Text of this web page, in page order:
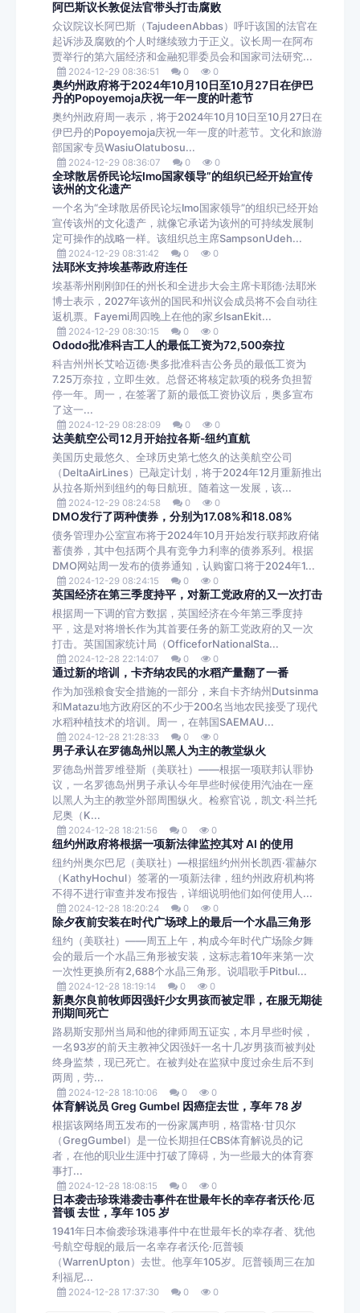
阿巴斯议长敦促法官带头打击腐败
众议院议长阿巴斯（TajudeenAbbas）呼吁该国的法官在
起诉涉及腐败的个人时继续致力于正义。议长周一在阿布
贾举行的第六届经济和金融犯罪委员会和国家司法研究...
2024-12-29 08:36:51 0 0
奥约州政府将于2024年10月10日至10月27日在伊巴
丹的Popoyemoja庆祝一年一度的叶惹节
奥约州政府周一表示，将于2024年10月10日至10月27日在
伊巴丹的Popoyemoja庆祝一年一度的叶惹节。文化和旅游
部国家专员WasiuOlatubosu...
2024-12-29 08:36:07 0 0
全球散居侨民论坛Imo国家领导”的组织已经开始宣传
该州的文化遗产
一个名为“全球散居侨民论坛Imo国家领导”的组织已经开始
宣传该州的文化遗产，就像它承诺为该州的可持续发展制
定可操作的战略一样。该组织总主席SampsonUdeh...
2024-12-29 08:31:42 0 0
法耶米支持埃基蒂政府连任
埃基蒂州刚刚卸任的州长和全进步大会主席卡耶德·法耶米
博士表示，2027年该州的国民和州议会成员将不会自动往
返机票。Fayemi周四晚上在他的家乡IsanEkit...
2024-12-29 08:30:15 0 0
Ododo批准科吉工人的最低工资为72,500奈拉
科吉州州长艾哈迈德·奥多批准科吉公务员的最低工资为
7.25万奈拉，立即生效。总督还将核定款项的税务负担暂
停一年。周一，在签署了新的最低工资协议后，奥多宣布
了这一...
2024-12-29 08:28:09 0 0
达美航空公司12月开始拉各斯-纽约直航
美国历史最悠久、全球历史第七悠久的达美航空公司
（DeltaAirLines）已敲定计划，将于2024年12月重新推出
从拉各斯州到纽约的每日航班。随着这一发展，该...
2024-12-29 08:24:58 0 0
DMO发行了两种债券，分别为17.08%和18.08%
债务管理办公室宣布将于2024年10月开始发行联邦政府储
蓄债券，其中包括两个具有竞争力利率的债券系列。根据
DMO网站周一发布的债券通知，认购窗口将于2024年1...
2024-12-29 08:24:15 0 0
英国经济在第三季度持平，对新工党政府的又一次打击
根据周一下调的官方数据，英国经济在今年第三季度持
平，这是对将增长作为其首要任务的新工党政府的又一次
打击。英国国家统计局（OfficeforNationalSta...
2024-12-28 22:14:07 0 0
通过新的培训，卡齐纳农民的水稻产量翻了一番
作为加强粮食安全措施的一部分，来自卡齐纳州Dutsinma
和Matazu地方政府区的不少于200名当地农民接受了现代
水稻种植技术的培训。周一，在韩国SAEMAU...
2024-12-28 21:28:33 0 0
男子承认在罗德岛州以黑人为主的教堂纵火
罗德岛州普罗维登斯（美联社）——根据一项联邦认罪协
议，一名罗德岛州男子承认今年早些时候使用汽油在一座
以黑人为主的教堂外部周围纵火。检察官说，凯文·科兰托
尼奥（K...
2024-12-28 18:21:56 0 0
纽约州政府将根据一项新法律监控其对 AI 的使用
纽约州奥尔巴尼（美联社）—根据纽约州州长凯西·霍赫尔
（KathyHochul）签署的一项新法律，纽约州政府机构将
不得不进行审查并发布报告，详细说明他们如何使用人...
2024-12-28 18:20:24 0 0
除夕夜前安装在时代广场球上的最后一个水晶三角形
纽约（美联社）——周五上午，构成今年时代广场除夕舞
会的最后一个水晶三角形被安装，这标志着10年来第一次
一次性更换所有2,688个水晶三角形。说唱歌手Pitbul...
2024-12-28 18:19:14 0 0
新奥尔良前牧师因强奸少女男孩而被定罪，在服无期徒
刑期间死亡
路易斯安那州当局和他的律师周五证实，本月早些时候，
一名93岁的前天主教神父因强奸一名十几岁男孩而被判处
终身监禁，现已死亡。在被判处在监狱中度过余生后不到
两周，劳...
2024-12-28 18:10:06 0 0
体育解说员 Greg Gumbel 因癌症去世，享年 78 岁
根据该网络周五发布的一份家属声明，格雷格·甘贝尔
（GregGumbel）是一位长期担任CBS体育解说员的记
者，在他的职业生涯中打破了障碍，为一些最大的体育赛
事打...
2024-12-28 18:08:15 0 0
日本袭击珍珠港袭击事件在世最年长的幸存者沃伦·厄
普顿 去世，享年 105 岁
1941年日本偷袭珍珠港事件中在世最年长的幸存者、犹他
号航空母舰的最后一名幸存者沃伦·厄普顿
（WarrenUpton）去世。他享年105岁。厄普顿周三在加
利福尼...
2024-12-28 17:37:30 0 0